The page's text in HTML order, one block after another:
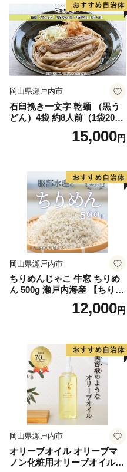
岡山県瀬戸内市
石臼挽き一文字 乾麺 （黒う
どん）4袋 約8人前（1袋200
g、約2人前） 備前福岡 一文
字うどん 麺類 小麦製品 ざる
元 小麦粉 風味
15,000円
岡山県瀬戸内市
ちりめんじゃこ 牛窓 ちりめ
ん 500g 瀬戸内海産 【ちりめ
ん ちりめんじゃこ 上乾ちり
めん しらす しらす干し 大容
山県 瀬戸内市 牛窓 瀬戸内海
服部水産】【配達不可：離
12,000円
岡山県瀬戸内市
オリーブオイル オリーブマ
ノン化粧用オリーブオイル 2